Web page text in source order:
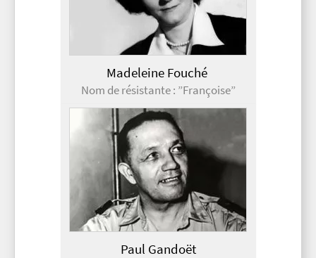
Madeleine Fouché
Nom de résistante : ”Françoise”
Paul Gandoët